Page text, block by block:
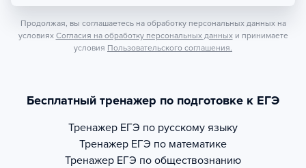
Продолжая, вы соглашаетесь на обработку персональных данных на
условиях Согласия на обработку персональных данных и принимаете
условия Пользовательского соглашения.
Бесплатный тренажер по подготовке к ЕГЭ
Тренажер ЕГЭ по русскому языку
Тренажер ЕГЭ по математике
Тренажер ЕГЭ по обществознанию